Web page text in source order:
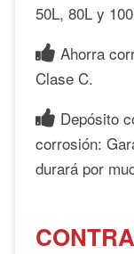
50L, 80L y
Ahorra
Clase C.
Depósito
corrosión:
durará por